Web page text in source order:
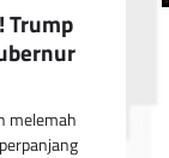
Trump
melemah